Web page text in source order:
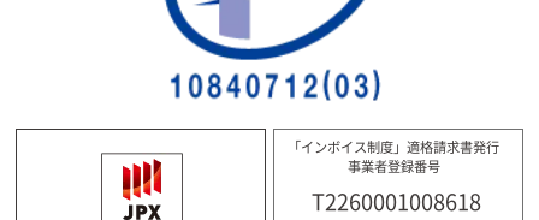
「インボイス制度」適格請求書発行
事業者登録番号
T2260001008618